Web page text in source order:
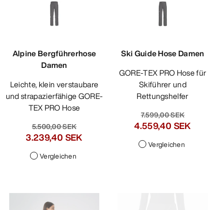
Alpine Bergführerhose
Damen
Leichte, klein verstaubare
und strapazierfähige GORE-
TEX PRO Hose
5.399,00 SEK
3.239,40 SEK
Vergleichen
Ski Guide Hose Damen
GORE-TEX PRO Hose für
Skiführer und
Rettungshelfer
7.599,00 SEK
4.559,40 SEK
Vergleichen